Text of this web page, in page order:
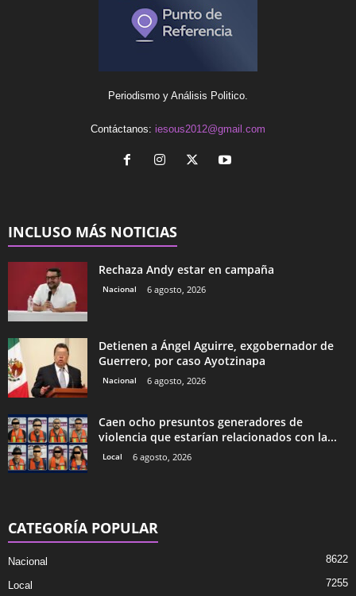
Periodismo y Análisis Politico.
Contáctanos: iesous2012@gmail.com
INCLUSO MÁS NOTICIAS
Rechaza Andy estar en campaña
Nacional 6 agosto, 2026
Detienen a Ángel Aguirre, exgobernador de
Guerrero, por caso Ayotzinapa
Nacional 6 agosto, 2026
Caen ocho presuntos generadores de
violencia que estarían relacionados con la...
Local 6 agosto, 2026
CATEGORÍA POPULAR
Nacional 8622
Local 7255